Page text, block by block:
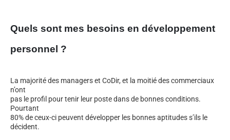
Quels sont mes besoins en développement
personnel ?
La majorité des managers et CoDir, et la moitié des commerciaux
n’ont
pas le profil pour tenir leur poste dans de bonnes conditions.
Pourtant
80% de ceux-ci peuvent développer les bonnes aptitudes s’ils le
décident.